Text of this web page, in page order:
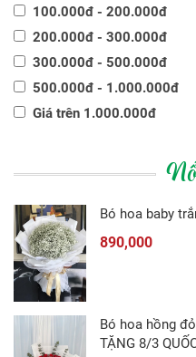
100.000đ - 200.000đ
200.000đ - 300.000đ
300.000đ - 500.000đ
500.000đ - 1.000.000đ
Giá trên 1.000.000đ
Bó hoa baby
890,000
Bó hoa hồng
TẶNG 8/3